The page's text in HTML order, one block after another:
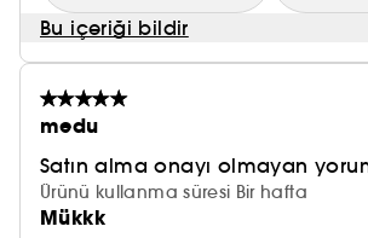
Bu içeriği bildir
medu
Satın alma onayı olmayan
Ürünü kullanma süresi Bir hafta
Mükkk